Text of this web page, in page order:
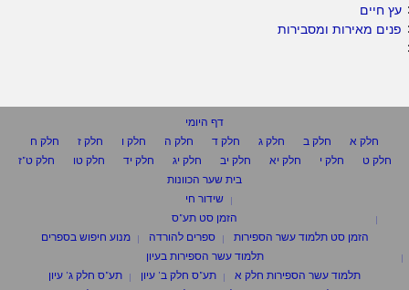
עץ חיים
פנים מאירות ומסבירות
דף היומי
חלק א
חלק ב חלק ג חלק ד חלק ה חלק ו חלק ז
חלק ח
חלק ט
חלק י חלק יא חלק יב חלק יג חלק יד חלק טו
חלק ט"ז
בית שער הכוונות
שידור חי
הזמן סט תע"ס
הזמן סט תלמוד עשר הספירות
ספרים להורדה
מנוע חיפוש בספרים
תלמוד עשר הספירות בעיון
תלמוד עשר הספירות חלק א
תע"ס חלק ב' עיון
תע"ס חלק ג' עיון